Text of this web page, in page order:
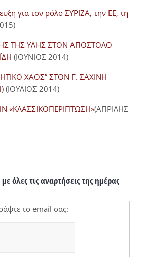
για τον ρόλο ΣΥΡΙΖΑ, την ΕΕ, τη
ΤΗΣ ΥΛΗΣ ΣΤΟΝ ΑΠΟΣΤΟΛΟ
(ΙΟΥΝΙΟΣ 2014)
ΧΑΟΣ” ΣΤΟΝ Γ. ΣΑΧΙΝΗ
) (ΙΟΥΛΙΟΣ 2014)
«ΚΛΑΣΣΙΚΟΠΕΡΙΠΤΩΣΗ»(ΑΠΡΙΛΗΣ
όλες τις αναρτήσεις της ημέρας
το email σας: